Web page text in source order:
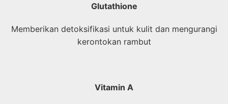
Glutathione
Memberikan detoksifikasi untuk kulit dan mengurangi
kerontokan rambut
Vitamin A